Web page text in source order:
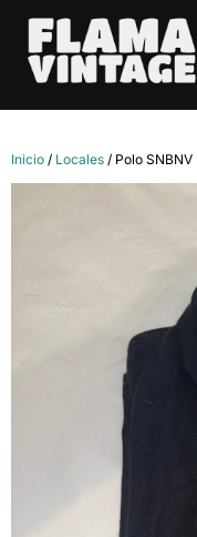
Inicio / Locales / Polo